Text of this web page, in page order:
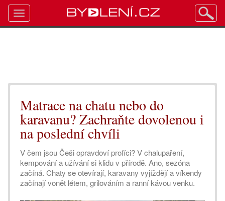
Matrace na chatu nebo do
karavanu? Zachraňte dovolenou i
na poslední chvíli
V čem jsou Češi opravdoví profíci? V chalupaření,
kempování a užívání si klidu v přírodě. Ano, sezóna
začíná. Chaty se otevírají, karavany vyjíždějí a víkendy
začínají vonět létem, grilováním a ranní kávou venku.
Toggle
navigation